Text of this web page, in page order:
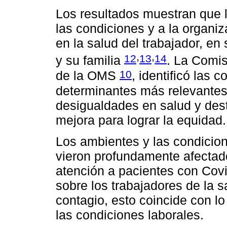
Los resultados muestran
las condiciones y a la
en la salud del trabajador,
y su familia 12,13,14. La
de la OMS 10, identificó las
determinantes más
desigualdades en salud y
mejora para lograr la equidad.
Los ambientes y las
vieron profundamente
atención a pacientes con
sobre los trabajadores de la
contagio, esto coincide con
las condiciones laborales.